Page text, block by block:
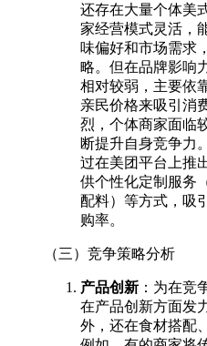
还存在大量个体美
家经营模式灵活，
味偏好和市场需求
略。但在品牌影响
相对较弱，主要依
亲民价格来吸引消
烈，个体商家面临
断提升自身竞争力
过在美团平台上推
供个性化定制服务
配料）等方式，吸
购率。​
（三）竞争策略分析​
产品创新 ：为在竞
在产品创新方面发
外，还在食材搭配